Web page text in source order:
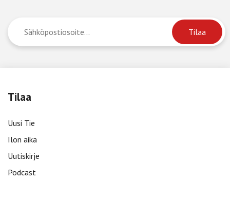
Tilaa
Uusi Tie
Ilon aika
Uutiskirje
Podcast